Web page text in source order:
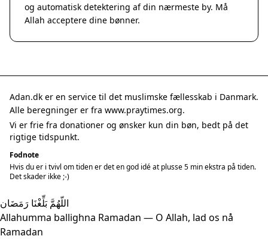
og automatisk detektering af din nærmeste by. Må
Allah acceptere dine bønner.
Adan.dk er en service til det muslimske fællesskab i Danmark.
Alle beregninger er fra www.praytimes.org.
Vi er frie fra donationer og ønsker kun din bøn, bedt på det
rigtige tidspunkt.
Fodnote
Hvis du er i tvivl om tiden er det en god idé at plusse 5 min ekstra på tiden.
Det skader ikke ;-)
اللّهُمَّ بَلِّغْنَا رَمَضَان
Allahumma ballighna Ramadan — O Allah, lad os nå
Ramadan